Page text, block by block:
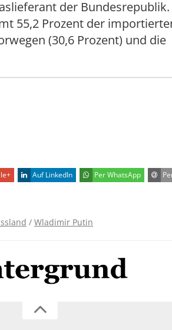
der Bundesrepublik.
55,2 Prozent der
(30,6 Prozent) und die
Auf LinkedIn Per WhatsApp
/ Wladimir Putin